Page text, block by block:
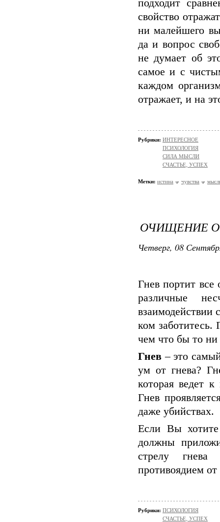
подходит
свойство
ни малейшего
да и вопрос
не думает об
самое и с
каждом
отражает, и на
Рубрики: ИНТЕРЕСНОЕ
ПСИХОЛОГИЯ
СИЛА МЫСЛИ
СЧАСТЬЕ, УСПЕХ
Метки: истина чувства
ОЧИЩЕНИЕ
Четверг, 08
Гнев портит
различные
взаимодействии
ком
чем что бы то
Гнев – это
ум от гнева?
которая ведет
Гнев
даже убийствах.
Если Вы
должны
стрелу гнева
противоядием от
Рубрики: ПСИХОЛОГИЯ
СЧАСТЬЕ, УСПЕХ